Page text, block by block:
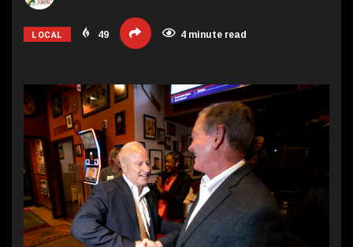
LOCAL 49 4 minute read